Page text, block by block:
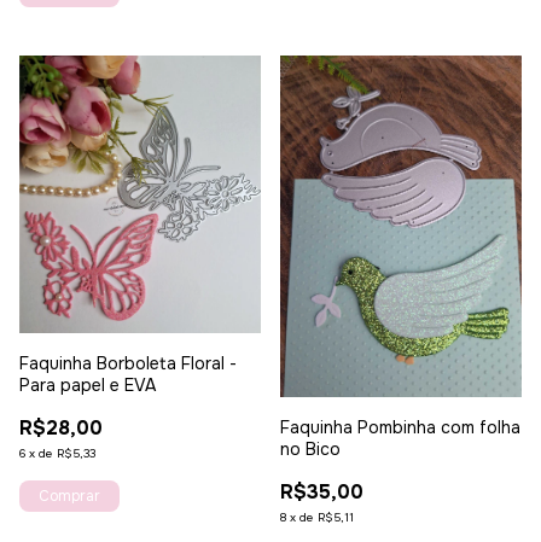
Faquinha Borboleta Floral -
Para papel e EVA
R$28,00
6 x de R$5,33
Faquinha Pombinha com folha
no Bico
R$35,00
8 x de R$5,11